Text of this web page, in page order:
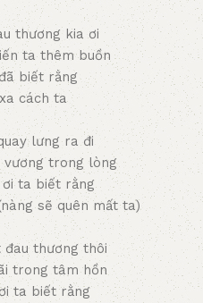
thương kia ơi
ta thêm buồn
biết rằng
cách ta
lưng ra đi
vương trong lòng
ơi ta biết rằng
sẽ quên mất ta)
thương thôi
trong tâm hồn
ta biết rằng